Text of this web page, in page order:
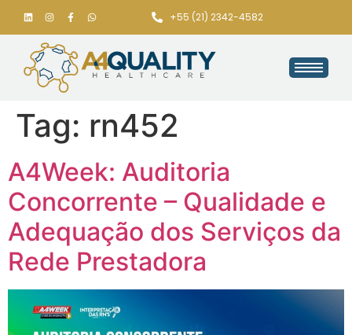
+55 (21) 2342-4582
Tag: rn452
A4Week: Auditoria
Concorrente – Qualidade e
Adequação dos Serviços da
Rede Prestadora